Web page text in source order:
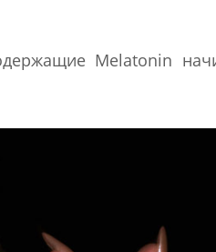
Melatonin